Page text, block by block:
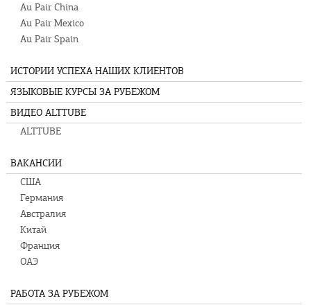
Au Pair China
Au Pair Mexico
Au Pair Spain
ИСТОРИИ УСПЕХА НАШИХ КЛИЕНТОВ
ЯЗЫКОВЫЕ КУРСЫ ЗА РУБЕЖОМ
ВИДЕО ALTTUBE
ALTTUBE
ВАКАНСИИ
США
Германия
Австралия
Китай
Франция
ОАЭ
РАБОТА ЗА РУБЕЖОМ